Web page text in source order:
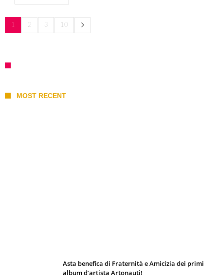
1 2 3 10
MOST RECENT
Asta benefica di Fraternità e Amicizia dei primi
album d’artista Artonauti!